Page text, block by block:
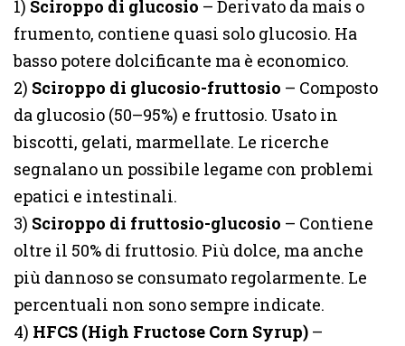
1) Sciroppo di glucosio – Derivato da mais o
frumento, contiene quasi solo glucosio. Ha
basso potere dolcificante ma è economico.
2) Sciroppo di glucosio-fruttosio – Composto
da glucosio (50–95%) e fruttosio. Usato in
biscotti, gelati, marmellate. Le ricerche
segnalano un possibile legame con problemi
epatici e intestinali.
3) Sciroppo di fruttosio-glucosio – Contiene
oltre il 50% di fruttosio. Più dolce, ma anche
più dannoso se consumato regolarmente. Le
percentuali non sono sempre indicate.
4) HFCS (High Fructose Corn Syrup) –